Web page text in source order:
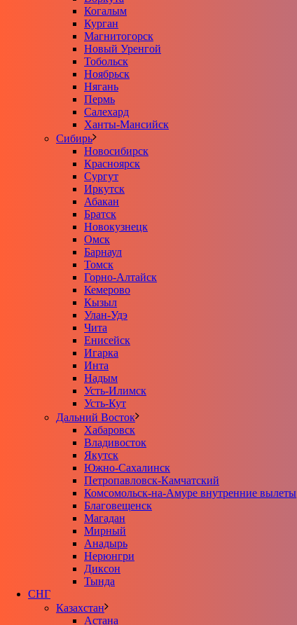
Когалым
Курган
Магнитогорск
Новый Уренгой
Тобольск
Ноябрьск
Нягань
Пермь
Салехард
Ханты-Мансийск
Сибирь
Новосибирск
Красноярск
Сургут
Иркутск
Абакан
Братск
Новокузнецк
Омск
Барнаул
Томск
Горно-Алтайск
Кемерово
Кызыл
Улан-Удэ
Чита
Енисейск
Игарка
Инта
Надым
Усть-Илимск
Усть-Кут
Дальний Восток
Хабаровск
Владивосток
Якутск
Южно-Сахалинск
Петропавловск-Камчатский
Комсомольск-на-Амуре внутренние вылеты
Благовещенск
Магадан
Мирный
Анадырь
Нерюнгри
Диксон
Тында
СНГ
Казахстан
Астана